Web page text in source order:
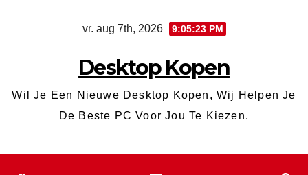
vr. aug 7th, 2026 9:05:24 PM
Desktop Kopen
Wil Je Een Nieuwe Desktop Kopen, Wij Helpen Je
De Beste PC Voor Jou Te Kiezen.